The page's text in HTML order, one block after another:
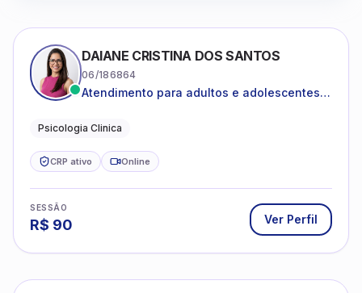
DAIANE CRISTINA DOS SANTOS
06/186864
Atendimento para adultos e adolescentes a
Psicologia Clinica
CRP ativo Online
SESSÃO
R$ 90 Ver Perfil